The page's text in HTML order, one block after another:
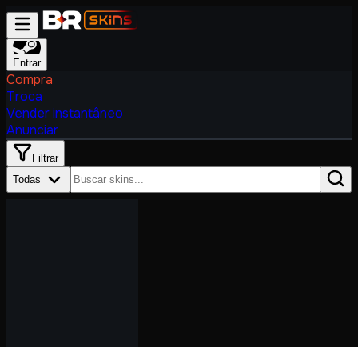
Entrar
Compra
Troca
Vender instantâneo
Anunciar
Filtrar
Todas